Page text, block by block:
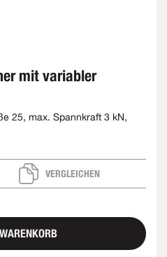
mit variabler
25, max. Spannkraft 3 kN,
VERGLEICHEN